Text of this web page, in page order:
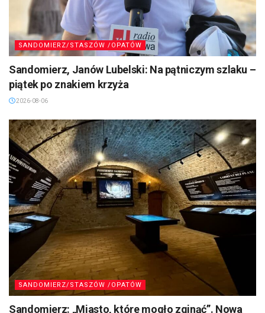
SANDOMIERZ/STASZÓW /OPATÓW
Sandomierz, Janów Lubelski: Na pątniczym szlaku –
piątek po znakiem krzyża
2026-08-06
SANDOMIERZ/STASZÓW /OPATÓW
Sandomierz: „Miasto, które mogło zginąć”. Nowa